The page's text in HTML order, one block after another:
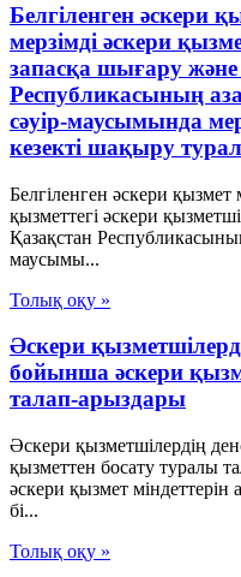
Белгіленген әскери
мерзімді әскери
запасқа шығару және
Республикасының
сәуір-маусымында
кезекті шақыру
Белгіленген әскери қызмет
қызметтегі әскери
Қазақстан
маусымы...
Толық оқу »
Әскери
бойынша әскери
талап-арыздары
Әскери қызметшілердің
қызметтен босату туралы
әскери қызмет міндеттерін
бі...
Толық оқу »